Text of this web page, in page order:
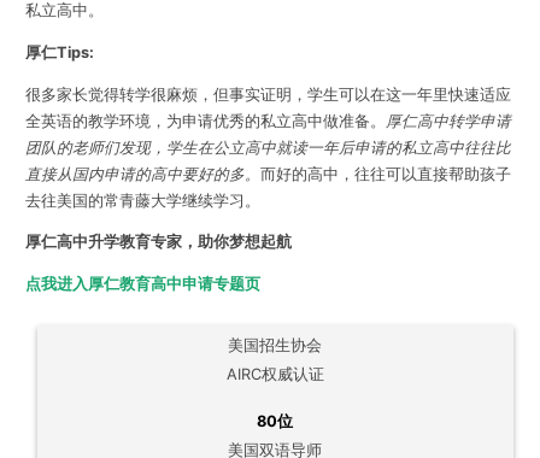
私立高中。
厚仁Tips:
很多家长觉得转学很麻烦，但事实证明，学生可以在这一年里快速适应
全英语的教学环境，为申请优秀的私立高中做准备。
厚仁高中转学申请
团队的老师们发现，学生在公立高中就读一年后申请的私立高中往往比
直接从国内申请的高中要好的多。 而好的高中，往往可以直接帮助孩子
去往美国的常青藤大学继续学习。
厚仁高中升学教育专家，助你梦想起航
点我进入厚仁教育高中申请专题页
美国招生协会
AIRC权威认证
80位
美国双语导师